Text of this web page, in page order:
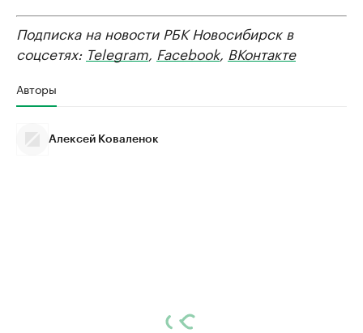
Подписка на новости РБК Новосибирск в
соцсетях: Telegram, Facebook, ВКонтакте
Авторы
Алексей Коваленок